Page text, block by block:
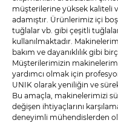
müşterilerine yüksek kaliteli
adamıştır. Ürünlerimiz içi
tuğlalar vb. gibi çeşitli
kullanılmaktadır.
bakım ve dayanıklılık gibi
Müşterilerimizin
yardımcı olmak için
UNIK olarak yeniliğin ve
Bu amaçla, makinelerimizi
değişen ihtiyaçlarını
deneyimli mühendislerden